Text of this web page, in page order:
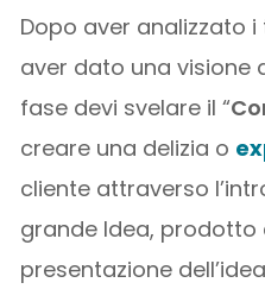
Dopo aver analizzato
aver dato una visione
fase devi svelare il “
creare una delizia o
cliente attraverso
grande Idea, prodotto
presentazione